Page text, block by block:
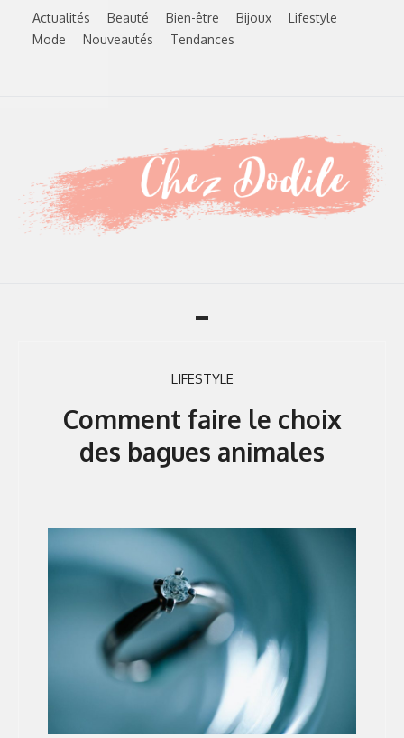
Actualités Beauté Bien-être Bijoux
Lifestyle
Mode
Nouveautés Tendances
Toggle
LIFESTYLE
Comment faire le choix
des bagues animales